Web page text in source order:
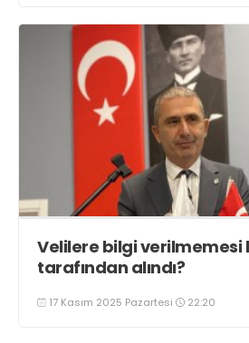
Velilere bilgi verilmemesi
tarafından alındı?
17 Kasım 2025 Pazartesi 22:20